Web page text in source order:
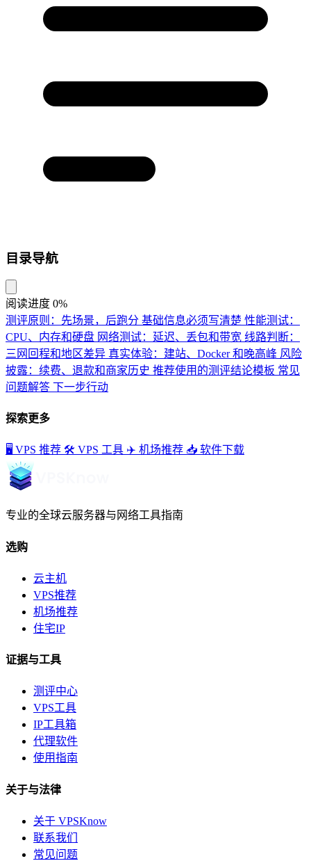
目录导航
阅读进度 0%
测评原则：先场景，后跑分 基础信息必须写清楚 性能测试：
CPU、内存和硬盘 网络测试：延迟、丢包和带宽 线路判断：
三网回程和地区差异 真实体验：建站、Docker 和晚高峰 风险
披露：续费、退款和商家历史 推荐使用的测评结论模板 常见
问题解答 下一步行动
探索更多
🖥️ VPS 推荐 🛠️ VPS 工具 ✈️ 机场推荐 📥 软件下载
专业的全球云服务器与网络工具指南
选购
云主机
VPS推荐
机场推荐
住宅IP
证据与工具
测评中心
VPS工具
IP工具箱
代理软件
使用指南
关于与法律
关于 VPSKnow
联系我们
常见问题